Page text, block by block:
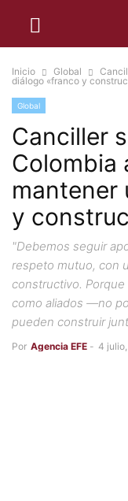
Inicio Global
diálogo «franco y
Global
Canciller
Colombia
mantener
y
"Debemos seguir
respeto mutuo, con
constructivo.
como aliados —no
pueden construir
Por Agencia EFE - 4